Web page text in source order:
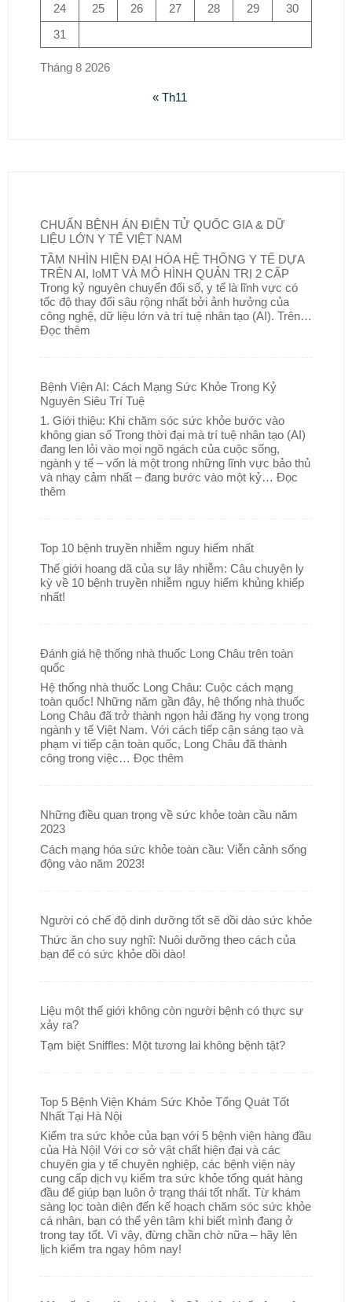
Tháng 8 2026
24
25 26 27 28 29
30
31
« Th11
CHUẨN BỆNH ÁN ĐIỆN TỬ QUỐC GIA & DỮ
LIỆU LỚN Y TẾ VIỆT NAM
TẦM NHÌN HIỆN ĐẠI HÓA HỆ THỐNG Y TẾ DỰA
TRÊN AI, IoMT VÀ MÔ HÌNH QUẢN TRỊ 2 CẤP
Trong kỷ nguyên chuyển đổi số, y tế là lĩnh vực có
tốc độ thay đổi sâu rộng nhất bởi ảnh hưởng của
công nghệ, dữ liệu lớn và trí tuệ nhân tạo (AI). Trên…
Đọc thêm
Bệnh Viện AI: Cách Mạng Sức Khỏe Trong Kỷ
Nguyên Siêu Trí Tuệ
1. Giới thiệu: Khi chăm sóc sức khỏe bước vào
không gian số Trong thời đại mà trí tuệ nhân tạo (AI)
đang len lỏi vào mọi ngõ ngách của cuộc sống,
ngành y tế – vốn là một trong những lĩnh vực bảo thủ
và nhạy cảm nhất – đang bước vào một kỷ… Đọc
thêm
Top 10 bệnh truyền nhiễm nguy hiểm nhất
Thế giới hoang dã của sự lây nhiễm: Câu chuyện ly
kỳ về 10 bệnh truyền nhiễm nguy hiểm khủng khiếp
nhất!
Đánh giá hệ thống nhà thuốc Long Châu trên toàn
quốc
Hệ thống nhà thuốc Long Châu: Cuộc cách mạng
toàn quốc! Những năm gần đây, hệ thống nhà thuốc
Long Châu đã trở thành ngọn hải đăng hy vọng trong
ngành y tế Việt Nam. Với cách tiếp cận sáng tạo và
phạm vi tiếp cận toàn quốc, Long Châu đã thành
công trong việc… Đọc thêm
Những điều quan trọng về sức khỏe toàn cầu năm
2023
Cách mạng hóa sức khỏe toàn cầu: Viễn cảnh sống
động vào năm 2023!
Người có chế độ dinh dưỡng tốt sẽ dồi dào sức khỏe
Thức ăn cho suy nghĩ: Nuôi dưỡng theo cách của
bạn để có sức khỏe dồi dào!
Liệu một thế giới không còn người bệnh có thực sự
xảy ra?
Tạm biệt Sniffles: Một tương lai không bệnh tật?
Top 5 Bệnh Viện Khám Sức Khỏe Tổng Quát Tốt
Nhất Tại Hà Nội
Kiểm tra sức khỏe của bạn với 5 bệnh viện hàng đầu
của Hà Nội! Với cơ sở vật chất hiện đại và các
chuyên gia y tế chuyên nghiệp, các bệnh viện này
cung cấp dịch vụ kiểm tra sức khỏe tổng quát hàng
đầu để giúp bạn luôn ở trạng thái tốt nhất. Từ khám
sàng lọc toàn diện đến kế hoạch chăm sóc sức khỏe
cá nhân, bạn có thể yên tâm khi biết mình đang ở
trong tay tốt. Vì vậy, đừng chần chờ nữa – hãy lên
lịch kiểm tra ngay hôm nay!